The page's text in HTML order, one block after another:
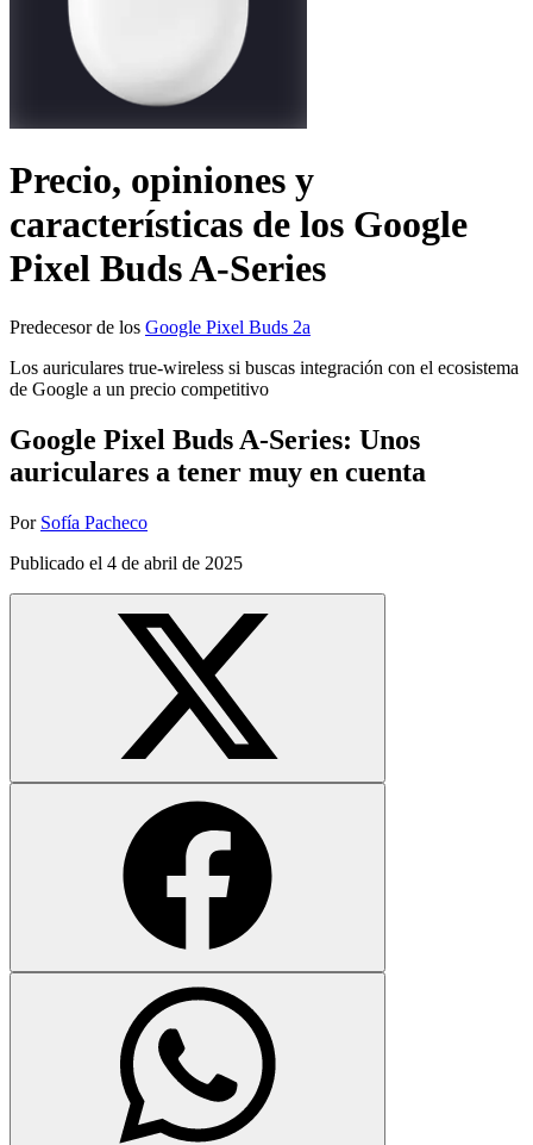
Precio, opiniones y
características de los Google
Pixel Buds A-Series
Predecesor de los Google Pixel Buds 2a
Los auriculares true-wireless si buscas integración con el ecosistema
de Google a un precio competitivo
Google Pixel Buds A-Series: Unos
auriculares a tener muy en cuenta
Por Sofía Pacheco
Publicado el 4 de abril de 2025